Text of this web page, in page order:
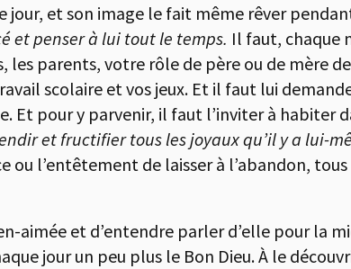
et son image le fait même rêver
et penser à lui tout le temps. Il faut, chaque
parents, votre rôle de père ou de mère
scolaire et vos jeux. Et il faut lui
Et pour y parvenir, il faut l’inviter à habiter
et fructifier tous les joyaux qu’il y a lui-
ou l’entêtement de laisser à l’abandon,
aimée et d’entendre parler d’elle pour la
jour un peu plus le Bon Dieu. À le